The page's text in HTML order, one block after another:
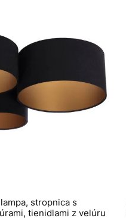
stropnica s
tienidlami z velúru